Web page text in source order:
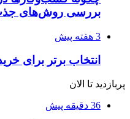
بررسی روش‌های
3 هفته پیش
انتخاب برتر برای
پربازدید تا الان
36 دقیقه پیش